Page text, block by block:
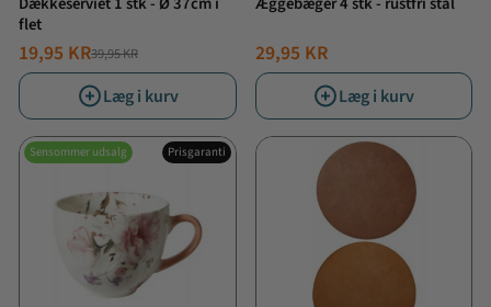
flet
NORMALPRIS
39,95 KR
TILBUDSPRIS
19,95 KR
Læg i kurv
29,95 KR
Læg i kurv
Sensommer udsalg Prisgaranti